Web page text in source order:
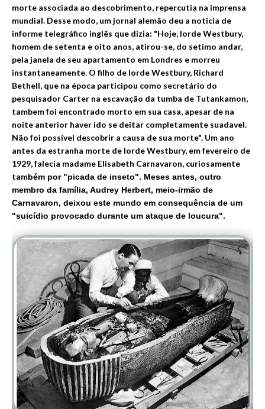
morte associada ao descobrimento, repercutia na imprensa
mundial. Desse modo, um jornal alemão deu a noticia de
informe telegráfico inglês que dizia: "Hoje, lorde Westbury,
homem de setenta e oito anos, atirou-se, do setimo andar,
pela janela de seu apartamento em Londres e morreu
instantaneamente. O filho de lorde Westbury, Richard
Bethell, que na época participou como secretário do
pesquisador Carter na escavação da tumba de Tutankamon,
tambem foi encontrado morto em sua casa, apesar de na
noite anterior haver ido se deitar completamente suadavel.
Não foi possível descobrir a causa de sua morte". Um ano
antes da estranha morte de lorde Westbury, em fevereiro de
1929, falecia madame Elisabeth Carnavaron, curiosamente
também por "picada de inseto". Meses antes, outro
membro da família, Audrey Herbert, meio-irmão de
Carnavaron, deixou este mundo em consequência de um
"suicídio provocado durante um ataque de loucura".